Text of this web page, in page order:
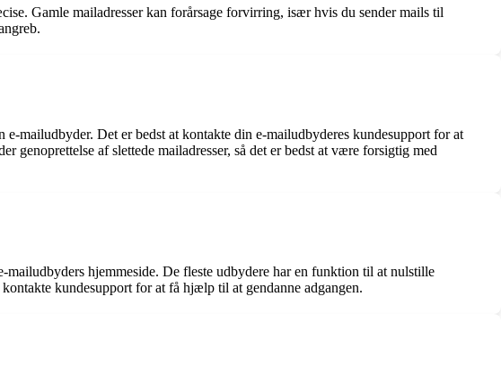
Gamle mailadresser kan forårsage forvirring, især hvis du sender mails til
mailudbyder. Det er bedst at kontakte din e-mailudbyderes kundesupport for at
genoprettelse af slettede mailadresser, så det er bedst at være forsigtig med
hjemmeside. De fleste udbydere har en funktion til at nulstille
kundesupport for at få hjælp til at gendanne adgangen.